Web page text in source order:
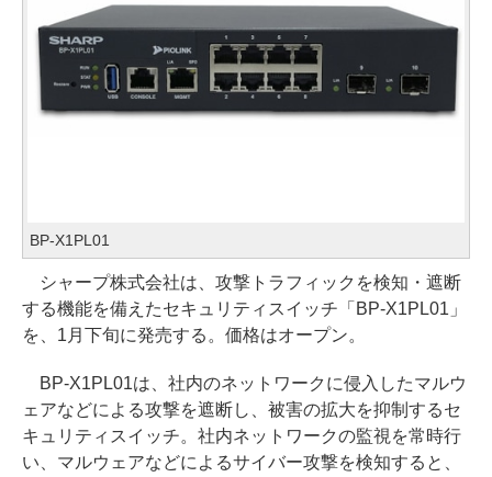
BP-X1PL01
シャープ株式会社は、攻撃トラフィックを検知・遮断
する機能を備えたセキュリティスイッチ「BP-X1PL01」
を、1月下旬に発売する。価格はオープン。
BP-X1PL01は、社内のネットワークに侵入したマルウ
ェアなどによる攻撃を遮断し、被害の拡大を抑制するセ
キュリティスイッチ。社内ネットワークの監視を常時行
い、マルウェアなどによるサイバー攻撃を検知すると、